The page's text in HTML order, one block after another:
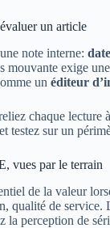
un article
note interne: date
mouvante exige une
un éditeur
chaque lecture
testez sur un
vues par le terrain
de la valeur
qualité de service.
perception de